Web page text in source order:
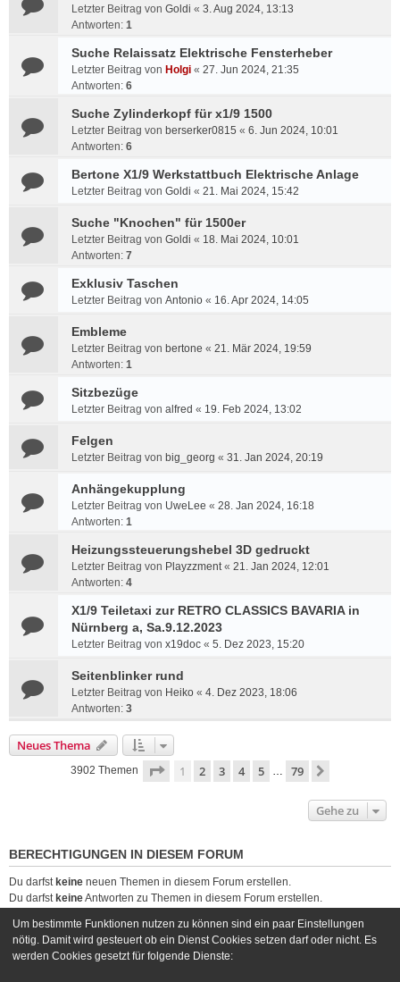
Letzter Beitrag von Goldi « 3. Aug 2024, 13:13
Antworten: 1
Suche Relaissatz Elektrische Fensterheber
Letzter Beitrag von Holgi « 27. Jun 2024, 21:35
Antworten: 6
Suche Zylinderkopf für x1/9 1500
Letzter Beitrag von berserker0815 « 6. Jun 2024, 10:01
Antworten: 6
Bertone X1/9 Werkstattbuch Elektrische Anlage
Letzter Beitrag von Goldi « 21. Mai 2024, 15:42
Suche "Knochen" für 1500er
Letzter Beitrag von Goldi « 18. Mai 2024, 10:01
Antworten: 7
Exklusiv Taschen
Letzter Beitrag von Antonio « 16. Apr 2024, 14:05
Embleme
Letzter Beitrag von bertone « 21. Mär 2024, 19:59
Antworten: 1
Sitzbezüge
Letzter Beitrag von alfred « 19. Feb 2024, 13:02
Felgen
Letzter Beitrag von big_georg « 31. Jan 2024, 20:19
Anhängekupplung
Letzter Beitrag von UweLee « 28. Jan 2024, 16:18
Antworten: 1
Heizungssteuerungshebel 3D gedruckt
Letzter Beitrag von Playzzment« 21. Jan 2024, 12:01
Antworten: 4
X1/9 Teiletaxi zur RETRO CLASSICS BAVARIA in
Nürnberg a, Sa.9.12.2023
Letzter Beitrag von x19doc « 5. Dez 2023, 15:20
Seitenblinker rund
Letzter Beitrag von Heiko « 4. Dez 2023, 18:06
Antworten: 3
Neues Thema
3902 Themen Seite 1von 79
1 2 3 4 5 … 79
Gehe zu
BERECHTIGUNGEN IN DIESEM FORUM
Du darfst keine neuen Themen in diesem Forum erstellen.
Du darfst keineAntworten zu Themen in diesem Forum erstellen.
Du darfst deine Beiträge in diesem Forumnichtlöschen.
Du darfstkeineDateianhänge in diesem Forum erstellen.
Um bestimmte Funktionen nutzen zu können sind ein paar Einstellungen
nötig. Damit wird gesteuert ob ein Dienst Cookies setzen darf oder nicht. Es
werden Cookies gesetzt für folgende Dienste: